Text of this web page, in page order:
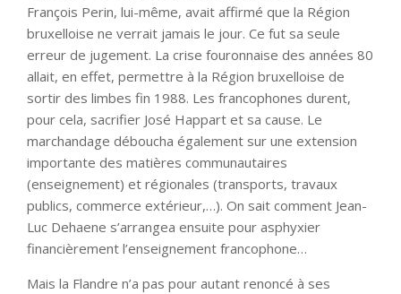
François Perin, lui-même, avait affirmé que la Région
bruxelloise ne verrait jamais le jour. Ce fut sa seule
erreur de jugement. La crise fouronnaise des années 80
allait, en effet, permettre à la Région bruxelloise de
sortir des limbes fin 1988. Les francophones durent,
pour cela, sacrifier José Happart et sa cause. Le
marchandage déboucha également sur une extension
importante des matières communautaires
(enseignement) et régionales (transports, travaux
publics, commerce extérieur,…). On sait comment Jean-
Luc Dehaene s’arrangea ensuite pour asphyxier
financièrement l’enseignement francophone…
Mais la Flandre n’a pas pour autant renoncé à ses